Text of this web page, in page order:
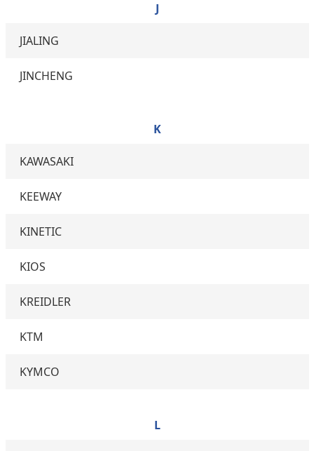
J
JIALING
JINCHENG
K
KAWASAKI
KEEWAY
KINETIC
KIOS
KREIDLER
KTM
KYMCO
L